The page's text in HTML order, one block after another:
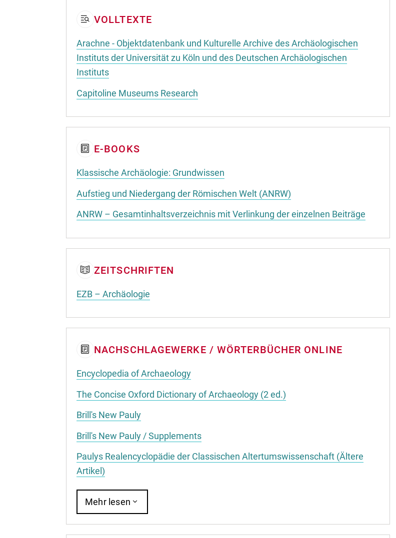
VOLLTEXTE
Arachne - Objektdatenbank und Kulturelle Archive des Archäologischen
Instituts der Universität zu Köln und des Deutschen Archäologischen
Instituts
Capitoline Museums Research
E-BOOKS
Klassische Archäologie: Grundwissen
Aufstieg und Niedergang der Römischen Welt (ANRW)
ANRW – Gesamtinhaltsverzeichnis mit Verlinkung der einzelnen Beiträge
ZEITSCHRIFTEN
EZB – Archäologie
NACHSCHLAGEWERKE / WÖRTERBÜCHER ONLINE
Encyclopedia of Archaeology
The Concise Oxford Dictionary of Archaeology (2 ed.)
Brill's New Pauly
Brill's New Pauly / Supplements
Paulys Realencyclopädie der Classischen Altertumswissenschaft (Ältere
Artikel)
Mehr lesen